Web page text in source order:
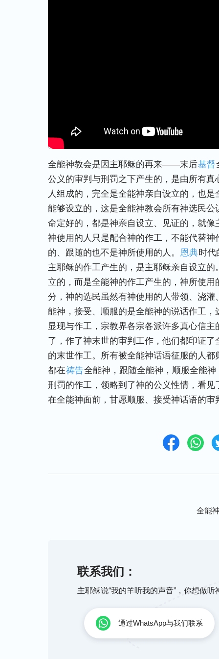
全能神教会是因主耶稣的再来——末后基督
公义的审判与刑罚之下产生的，是由所有
人组成的，完全是全能神亲自设立的，也
能够设立的，这是全能神教会所有神选民公
命定好的，都是神亲自设立、见证的，就
神使用的人只是配合神的作工，不能代替
的、跟随的也不是神所使用的人。 恩典时代
主耶稣的作工产生的，是主耶稣亲自设立
立的，而是全能神的作工产生的，神所使
分，神的选民虽然有神使用的人带领、浇
能神，接受、顺服的是全能神的说话作工
显现与作工，宗教界各宗各派许多真心信
了，作了神末世的审判工作，他们都印证
的末世作工。所有被全能神话语征服的人
都在祷告全能神，跟随全能神，顺服全能
刑罚的作工，领略到了神的公义性情，看
在全能神面前，甘愿顺服、接受神话语的
全能
联系我们：
主耶稣说“我的羊听我的声音”，你想做
通过WhatsApp与我们联系